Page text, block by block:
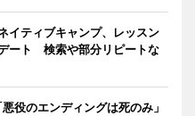
イティブキャンプ、レッスン
ート 検索や部分リピートな
役のエンディングは死のみ」